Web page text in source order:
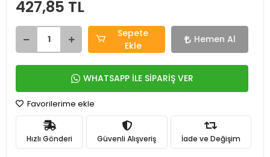
427,85 TL
Sepete
Ekle
Hemen Al
WHATSAPP İLE SİPARİŞ VER
Favorilerime ekle
Hızlı Gönderi Güvenli Alışveriş İade ve Değişim